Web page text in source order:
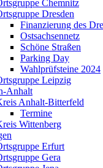
Chemnitz
Dresden
Finanzierung des
Ostsachsennetz
Schöne Straßen
Parking Day
Wahlprüfsteine 2024
Leipzig
Anhalt
Anhalt-Bitterfeld
Termine
Wittenberg
Erfurt
Gera